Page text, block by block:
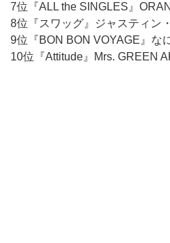
7位『ALL the SINGLES』
8位『スワッグ』ジャスティン
9位『BON BON VOYAGE』な
10位『Attitude』Mrs. GREEN